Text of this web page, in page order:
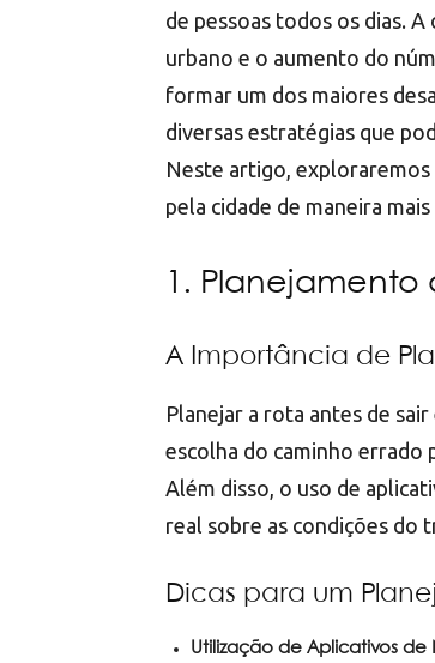
de pessoas todos os dias.
urbano e o aumento do
formar um dos maiores
diversas estratégias que
Neste artigo, exploraremos
pela cidade de maneira
1. Planejamento
A Importância de
Planejar a rota antes de
escolha do caminho errado
Além disso, o uso de
real sobre as condições do
Dicas para um
Utilização de Aplicativos